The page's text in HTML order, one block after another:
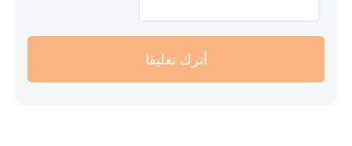
أترك تعليقا